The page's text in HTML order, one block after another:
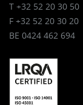
T +32 52 20 30 50
F +32 52 20 30 20
BE 0424 462 694